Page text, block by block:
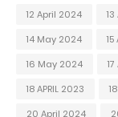
12 April 2024
14 May 2024
16 May 2024
18 APRIL 2023
20 April 2024